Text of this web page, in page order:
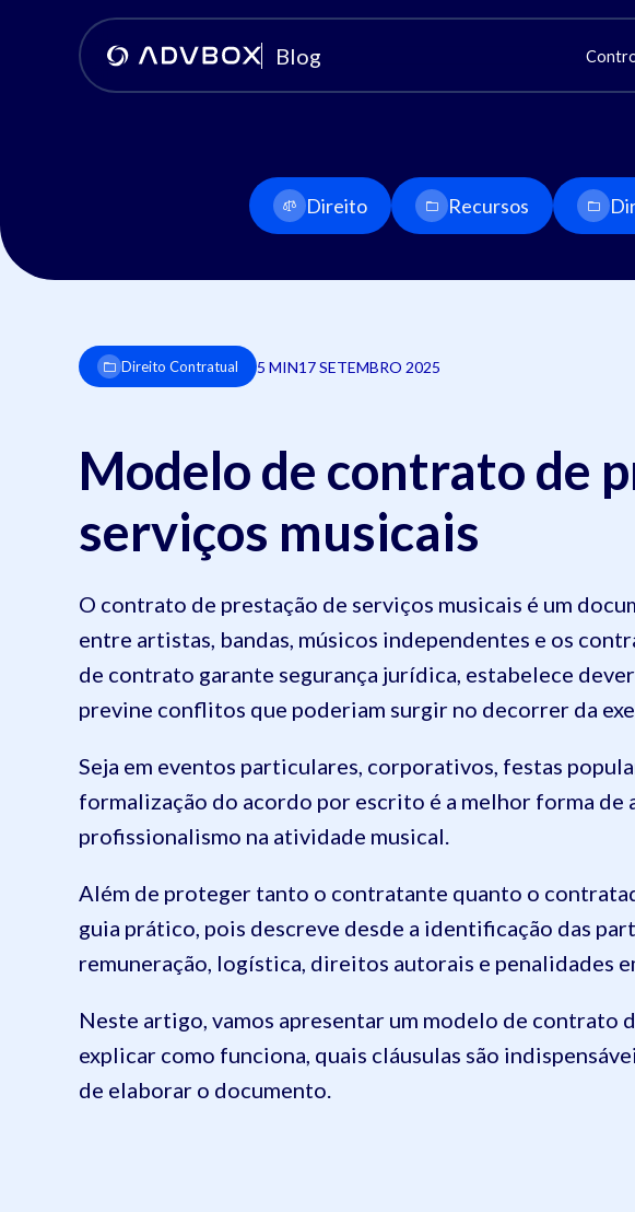
Blog
Direito Recursos
Direito Contratual 5 MIN17 SETEMBRO 2025
Modelo de contrato de
serviços musicais
O contrato de prestação de serviços musicais é um
entre artistas, bandas, músicos independentes e os
de contrato garante segurança jurídica, estabelece
previne conflitos que poderiam surgir no decorrer da
Seja em eventos particulares, corporativos, festas
formalização do acordo por escrito é a melhor forma de
profissionalismo na atividade musical.
Além de proteger tanto o contratante quanto o
guia prático, pois descreve desde a identificação das
remuneração, logística, direitos autorais e penalidades
Neste artigo, vamos apresentar um modelo de contrato
explicar como funciona, quais cláusulas são
de elaborar o documento.